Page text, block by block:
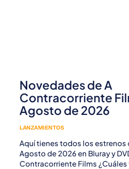
Novedades de A
Contracorriente
Agosto de 2026
LANZAMIENTOS
Aquí tienes todos los estrenos
Agosto de 2026 en Bluray y
Contracorriente Films ¿Cuáles